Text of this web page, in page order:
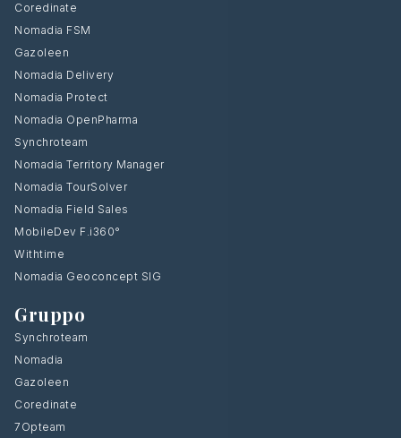
Coredinate
Nomadia FSM
Gazoleen
Nomadia Delivery
Nomadia Protect
Nomadia OpenPharma
Synchroteam
Nomadia Territory Manager
Nomadia TourSolver
Nomadia Field Sales
MobileDev F.i360°
Withtime
Nomadia Geoconcept SIG
Gruppo
Synchroteam
Nomadia
Gazoleen
Coredinate
7Opteam